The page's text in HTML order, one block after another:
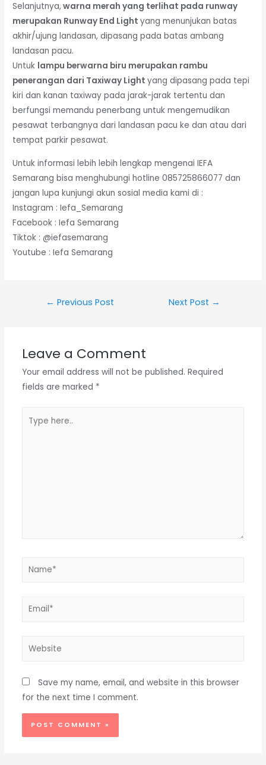
Selanjutnya,warna merah yang terlihat pada runway
merupakan Runway End Lightyang menunjukan batas
akhir/ujung landasan, dipasang pada batas ambang
landasan pacu.
Untuk lampu berwarna biru merupakan rambu
penerangan dari Taxiway Lightyang dipasang pada tepi
kiri dan kanan taxiway pada jarak-jarak tertentu dan
berfungsi memandu penerbang untuk mengemudikan
pesawat terbangnya dari landasan pacu ke dan atau dari
tempat parkir pesawat.
Untuk informasi lebih lebih lengkap mengenai IEFA
Semarang bisa menghubungi hotline 085725866077 dan
jangan lupa kunjungi akun sosial media kami di :
Instagram : Iefa_Semarang
Facebook : Iefa Semarang
Tiktok : @iefasemarang
Youtube : Iefa Semarang
Post
← Previous Post Next Post →
Leave a Comment
Your email address will not be published. Required
fields are marked *
here..
Name*
Email*
Website
Save my name, email, and website in this browser
for the next time I comment.